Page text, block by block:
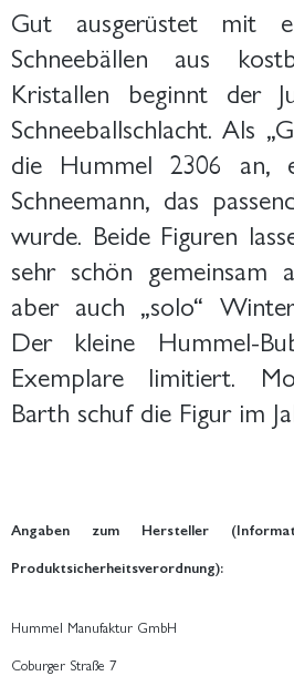
Gut ausgerüstet mit
Schneebällen aus
Kristallen beginnt der
Schneeballschlacht. Als
die Hummel 2306 an,
Schneemann, das
wurde. Beide Figuren
sehr schön gemeinsam
aber auch „solo“
Der kleine Hummel-
Exemplare limitiert.
Barth schuf die Figur im
Angaben zum Hersteller
Produktsicherheitsverordnung):
Hummel Manufaktur GmbH
Coburger Straße 7